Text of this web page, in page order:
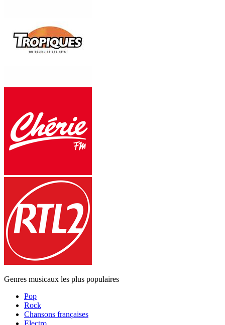
Genres musicaux les plus populaires
Pop
Rock
Chansons françaises